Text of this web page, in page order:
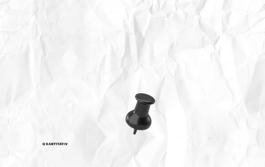
QUANTITATIV